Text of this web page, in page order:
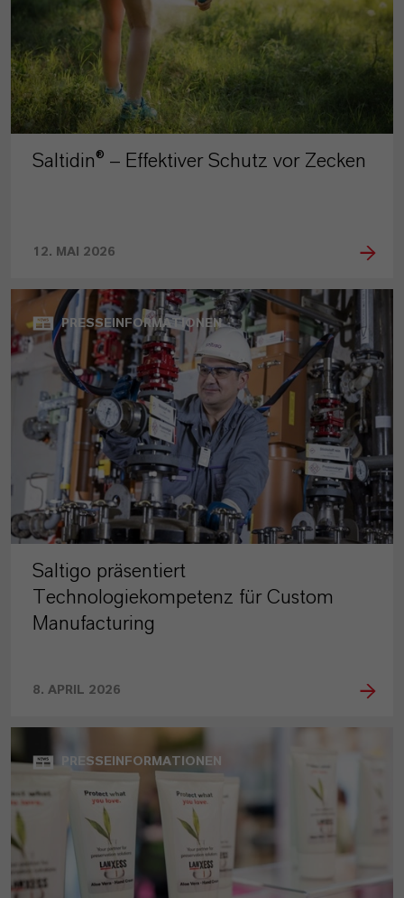
Saltidin® – Effektiver Schutz vor Zecken
12. MAI 2026
PRESSEINFORMATIONEN
Saltigo präsentiert
Technologiekompetenz für Custom
Manufacturing
8. APRIL 2026
PRESSEINFORMATIONEN